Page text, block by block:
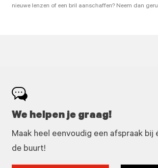
nieuwe lenzen of een bril aanschaffen? Neem dan
We helpen je graag!
Maak heel eenvoudig een afspraak bij
de buurt!